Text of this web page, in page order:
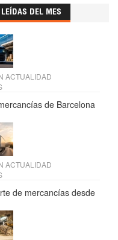
DEL MES
ACTUALIDAD
de Barcelona
ACTUALIDAD
de mercancías desde